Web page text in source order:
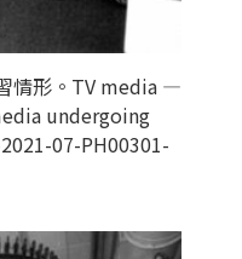
情形。TV media —
undergoing
07-PH00301-